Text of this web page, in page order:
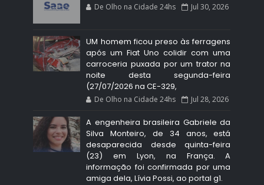
De Olho na Cidade 24hs Jul 30, 2026
UM homem ficou preso às ferragens
após um Fiat Uno colidir com uma
carroceria puxada por um trator na
noite desta segunda-feira
(27/07/2026 na CE-329,
De Olho na Cidade 24hs Jul 28, 2026
A engenheira brasileira Gabriele da
Silva Monteiro, de 34 anos, está
desaparecida desde quinta-feira
(23) em Lyon, na França. A
informação foi confirmada por uma
amiga dela, Lívia Possi, ao portal g1.